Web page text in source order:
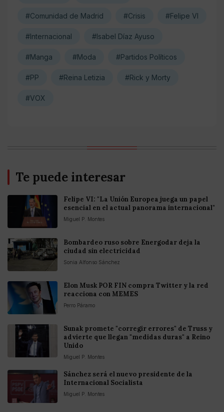
#Comunidad de Madrid #Crisis #Felipe VI
#Internacional #Isabel Díaz Ayuso
#Manga #Moda #Partidos Políticos
#PP #Reina Letizia #Rick y Morty
#VOX
Te puede interesar
Felipe VI: "La Unión Europea juega un papel
esencial en el actual panorama internacional"
Miguel P. Montes
Bombardeo ruso sobre Energodar deja la
ciudad sin electricidad
Sonia Alfonso Sánchez
Elon Musk POR FIN compra Twitter y la red
reacciona con MEMES
Perro Páramo
Sunak promete "corregir errores" de Truss y
advierte que llegan "medidas duras" a Reino
Unido
Miguel P. Montes
Sánchez será el nuevo presidente de la
Internacional Socialista
Miguel P. Montes